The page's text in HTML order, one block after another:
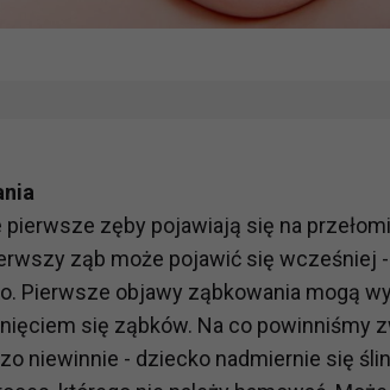
zęby pojawiają się na
ząb może pojawić się wcześniej
Pierwsze objawy ząbkowania mogą
się ząbków. Na co powinniśmy
niewinnie - dziecko nadmiernie się